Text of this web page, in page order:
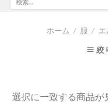
ホーム / 服 / エ
絞
選択に一致する商品が